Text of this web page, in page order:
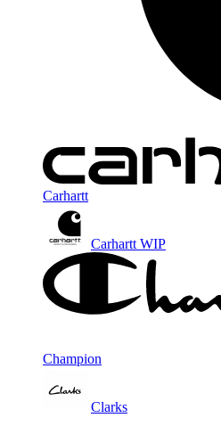
Carhartt
Carhartt WIP
Champion
Clarks